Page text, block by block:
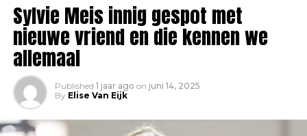
Sylvie Meis innig gespot met
nieuwe vriend en die kennen we
allemaal
Published 1 jaar ago on juni 14, 2025
By Elise Van Eijk